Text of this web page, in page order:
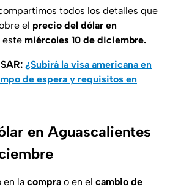
todos los detalles que
el precio del dólar en
este miércoles 10 de diciembre.
¿Subirá la visa americana en
de espera y requisitos en
en Aguascalientes
en la compra o en el cambio de